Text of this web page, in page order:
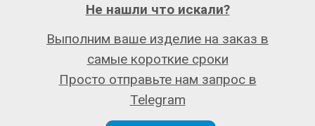
Выполним ваше изделие на заказ в
самые короткие сроки
Просто отправьте нам запрос в
Telegram
Не нашли что искали?